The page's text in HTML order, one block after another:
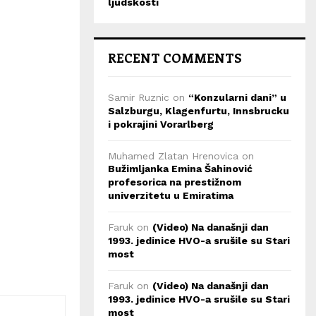
RECENT COMMENTS
Samir Ruznic on “Konzularni dani” u
Salzburgu, Klagenfurtu, Innsbrucku
i pokrajini Vorarlberg
Muhamed Zlatan Hrenovica on
Bužimljanka Emina Šahinović
profesorica na prestižnom
univerzitetu u Emiratima
Faruk on (Video) Na današnji dan
1993. jedinice HVO-a srušile su Stari
most
Faruk on (Video) Na današnji dan
1993. jedinice HVO-a srušile su Stari
most